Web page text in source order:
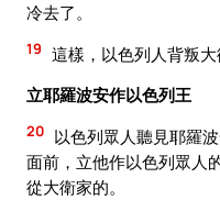
冷去了。
19 這樣，以色列人背叛大
立耶羅波安作以色列王
20 以色列眾人聽見耶羅
面前，立他作以色列眾人
從大衛家的。